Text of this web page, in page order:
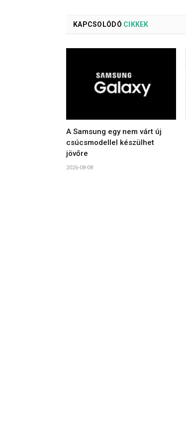
KAPCSOLÓDÓ CIKKEK
A Samsung egy nem várt új
csúcsmodellel készülhet
jövőre
2026-08-08